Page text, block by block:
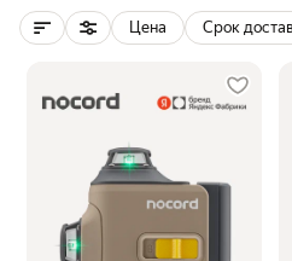
Цена Срок